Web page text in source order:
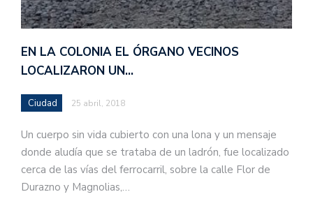
EN LA COLONIA EL ÓRGANO VECINOS
LOCALIZARON UN…
Ciudad 25 abril, 2018
Un cuerpo sin vida cubierto con una lona y un mensaje
donde aludía que se trataba de un ladrón, fue localizado
cerca de las vías del ferrocarril, sobre la calle Flor de
Durazno y Magnolias,…